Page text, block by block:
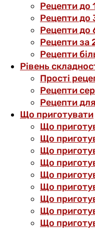
Рецепти до
Рецепти до
Рецепти до
Рецепти за
Рецепти
Рівень
Прості
Рецепти
Рецепти
Що приготувати
Що
Що
Що
Що
Що
Що
Що
Що
Що